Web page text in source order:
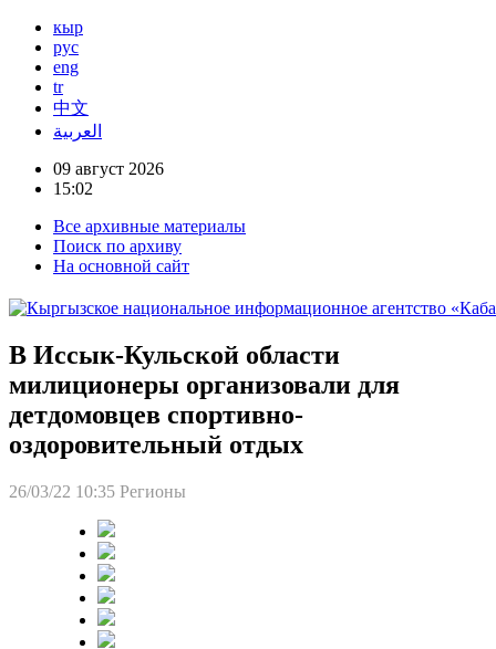
кыр
рус
eng
tr
中文
العربية
09 август 2026
15:02
Все архивные материалы
Поиск по архиву
На основной сайт
В Иссык-Кульской области
милиционеры организовали для
детдомовцев спортивно-
оздоровительный отдых
26/03/22 10:35 Регионы